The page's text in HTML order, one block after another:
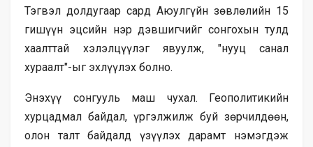
Тэгвэл долдугаар сард Аюулгүйн зөвлөлийн 15
гишүүн эцсийн нэр дэвшигчийг сонгохын тулд
хаалттай хэлэлцүүлэг явуулж, "нууц санал
хураалт"-ыг эхлүүлэх болно.
Энэхүү сонгууль маш чухал. Геополитикийн
хурцадмал байдал, үргэлжилж буй зөрчилдөөн,
олон талт байдалд үзүүлэх дарамт нэмэгдэж